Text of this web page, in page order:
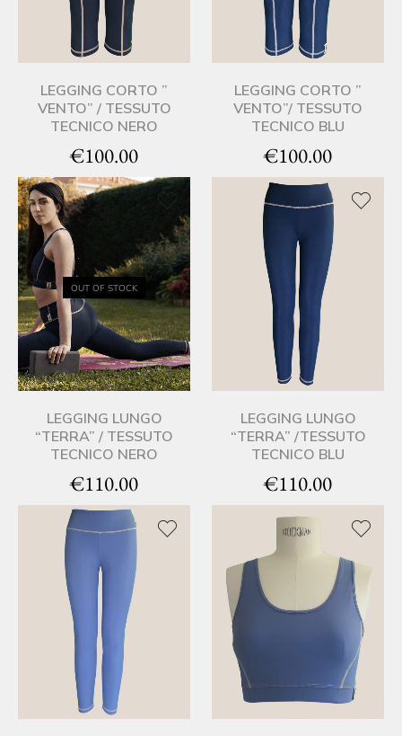
LEGGING CORTO ”
VENTO” / TESSUTO
TECNICO NERO
€100.00
LEGGING CORTO ”
VENTO”/ TESSUTO
TECNICO BLU
€100.00
OUT OF STOCK
LEGGING LUNGO
“TERRA” / TESSUTO
TECNICO NERO
€110.00
LEGGING LUNGO
“TERRA” /TESSUTO
TECNICO BLU
€110.00